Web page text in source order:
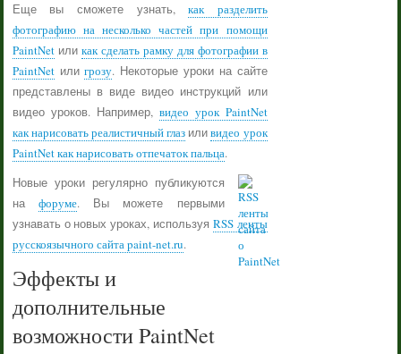
Еще вы сможете узнать,как разделить
фотографию на несколько частей при помощи
PaintNetили как сделать рамку для фотографии в
PaintNetилигрозу. Некоторые уроки на сайте
представлены в виде видео инструкций или
видео уроков. Например, видео урок PaintNet
как нарисовать реалистичный глаз иливидео урок
PaintNet как нарисовать отпечаток пальца.
Новые уроки регулярно публикуются
нафоруме. Вы можете первыми
узнавать о новых уроках, используя RSS ленты
русскоязычного сайта paint-net.ru.
Эффекты и
дополнительные
возможности PaintNet